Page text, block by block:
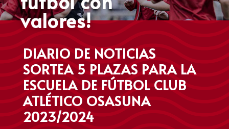
valores!
DIARIO DE NOTICIAS
SORTEA 5 PLAZAS PARA LA
ESCUELA DE FÚTBOL CLUB
ATLÉTICO OSASUNA
2023/2024